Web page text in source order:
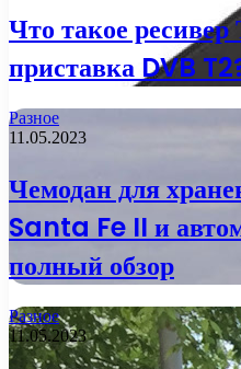
Что такое
приставка DVB
Разное
11.05.2023
Чемодан для
Santa Fe II и
полный обзор
Разное
11.05.2023